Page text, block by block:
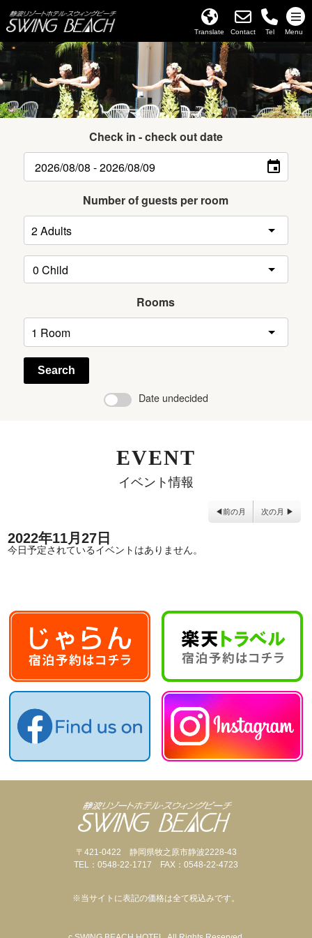
Translate Contact Tel Menu
Check in - check out date
Number of guests per room
Rooms
Search
Date undecided
EVENT
イベント情報
前の月 次の月
2022年11月27日
今日予定されているイベントはありません。
〒421-0422 静岡県牧之原市静波2228-43
TEL：0548-22-1717 FAX：0548-22-4723
※当サイトに表記の価格は全て税込みです。